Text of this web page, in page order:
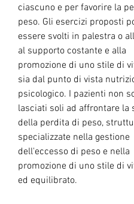
ciascuno e per favorire la
peso. Gli esercizi proposti
essere svolti in palestra o
al supporto costante e alla
promozione di uno stile di
sia dal punto di vista
psicologico. I pazienti non
lasciati soli ad affrontare la
della perdita di peso,
specializzate nella gestione
dell'eccesso di peso e nella
promozione di uno stile di
ed equilibrato.